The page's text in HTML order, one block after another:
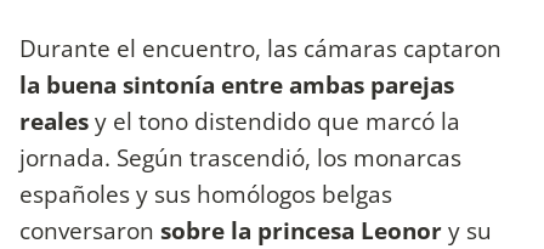
Durante el encuentro, las cámaras captaron
la buena sintonía entre ambas parejas
realesy el tono distendido que marcó la
jornada. Según trascendió, los monarcas
españoles y sus homólogos belgas
conversaron sobre la princesa Leonory su